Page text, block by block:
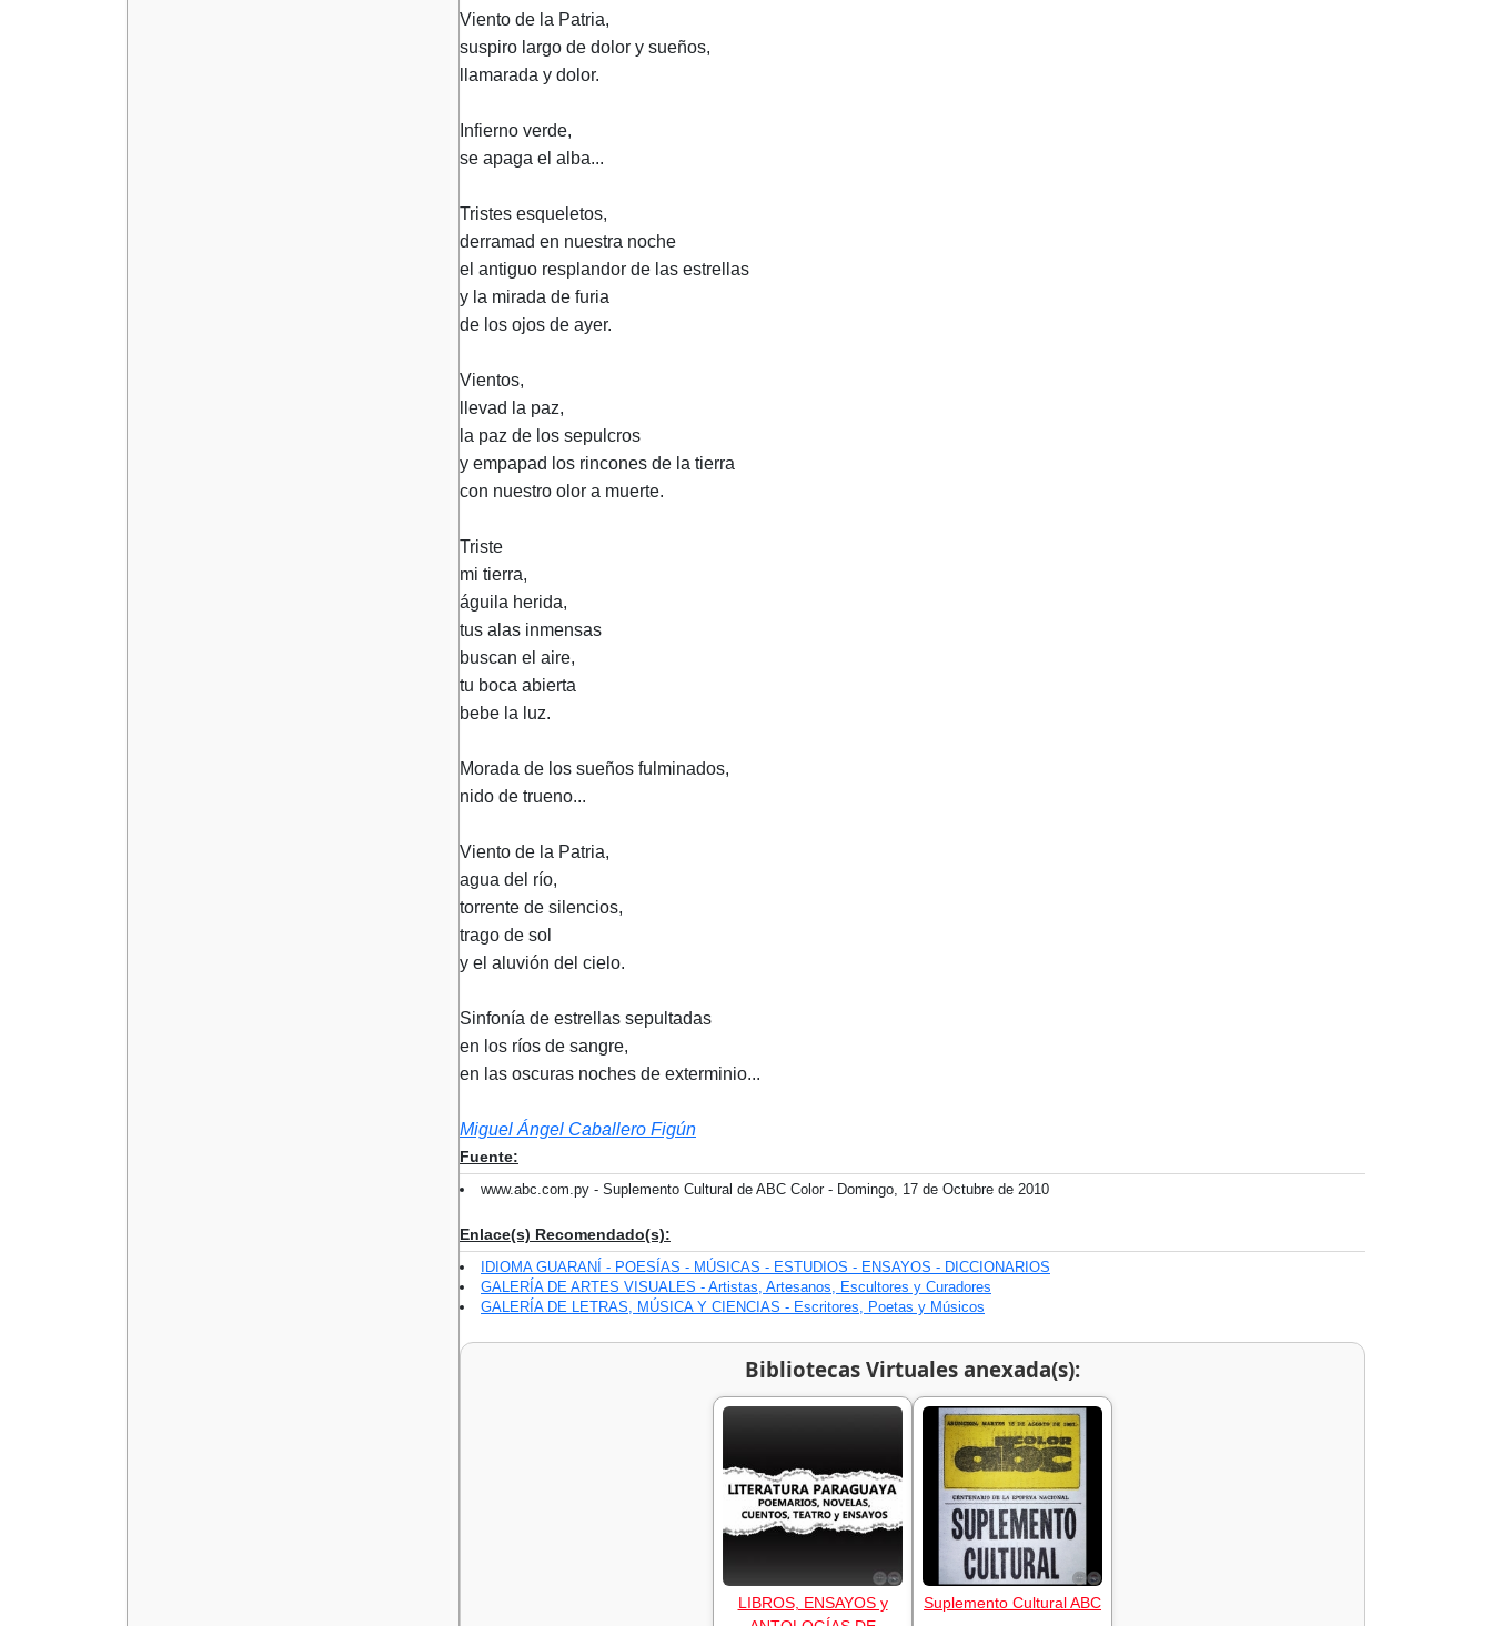
Viento de la Patria,
suspiro largo de dolor y sueños,
llamarada y dolor.
Infierno verde,
se apaga el alba...
Tristes esqueletos,
derramad en nuestra noche
el antiguo resplandor de las estrellas
y la mirada de furia
de los ojos de ayer.
Vientos,
llevad la paz,
la paz de los sepulcros
y empapad los rincones de la tierra
con nuestro olor a muerte.
Triste
mi tierra,
águila herida,
tus alas inmensas
buscan el aire,
tu boca abierta
bebe la luz.
Morada de los sueños fulminados,
nido de trueno...
Viento de la Patria,
agua del río,
torrente de silencios,
trago de sol
y el aluvión del cielo.
Sinfonía de estrellas sepultadas
en los ríos de sangre,
en las oscuras noches de exterminio...
Miguel Ángel Caballero Figún
Fuente:
www.abc.com.py - Suplemento Cultural de ABC Color - Domingo, 17 de Octubre de 2010
Enlace(s) Recomendado(s):
IDIOMA GUARANÍ - POESÍAS - MÚSICAS - ESTUDIOS - ENSAYOS - DICCIONARIOS
GALERÍA DE ARTES VISUALES - Artistas, Artesanos, Escultores y Curadores
GALERÍA DE LETRAS, MÚSICA Y CIENCIAS - Escritores, Poetas y Músicos
Bibliotecas Virtuales anexada(s):
LIBROS, ENSAYOS y
Suplemento Cultural ABC